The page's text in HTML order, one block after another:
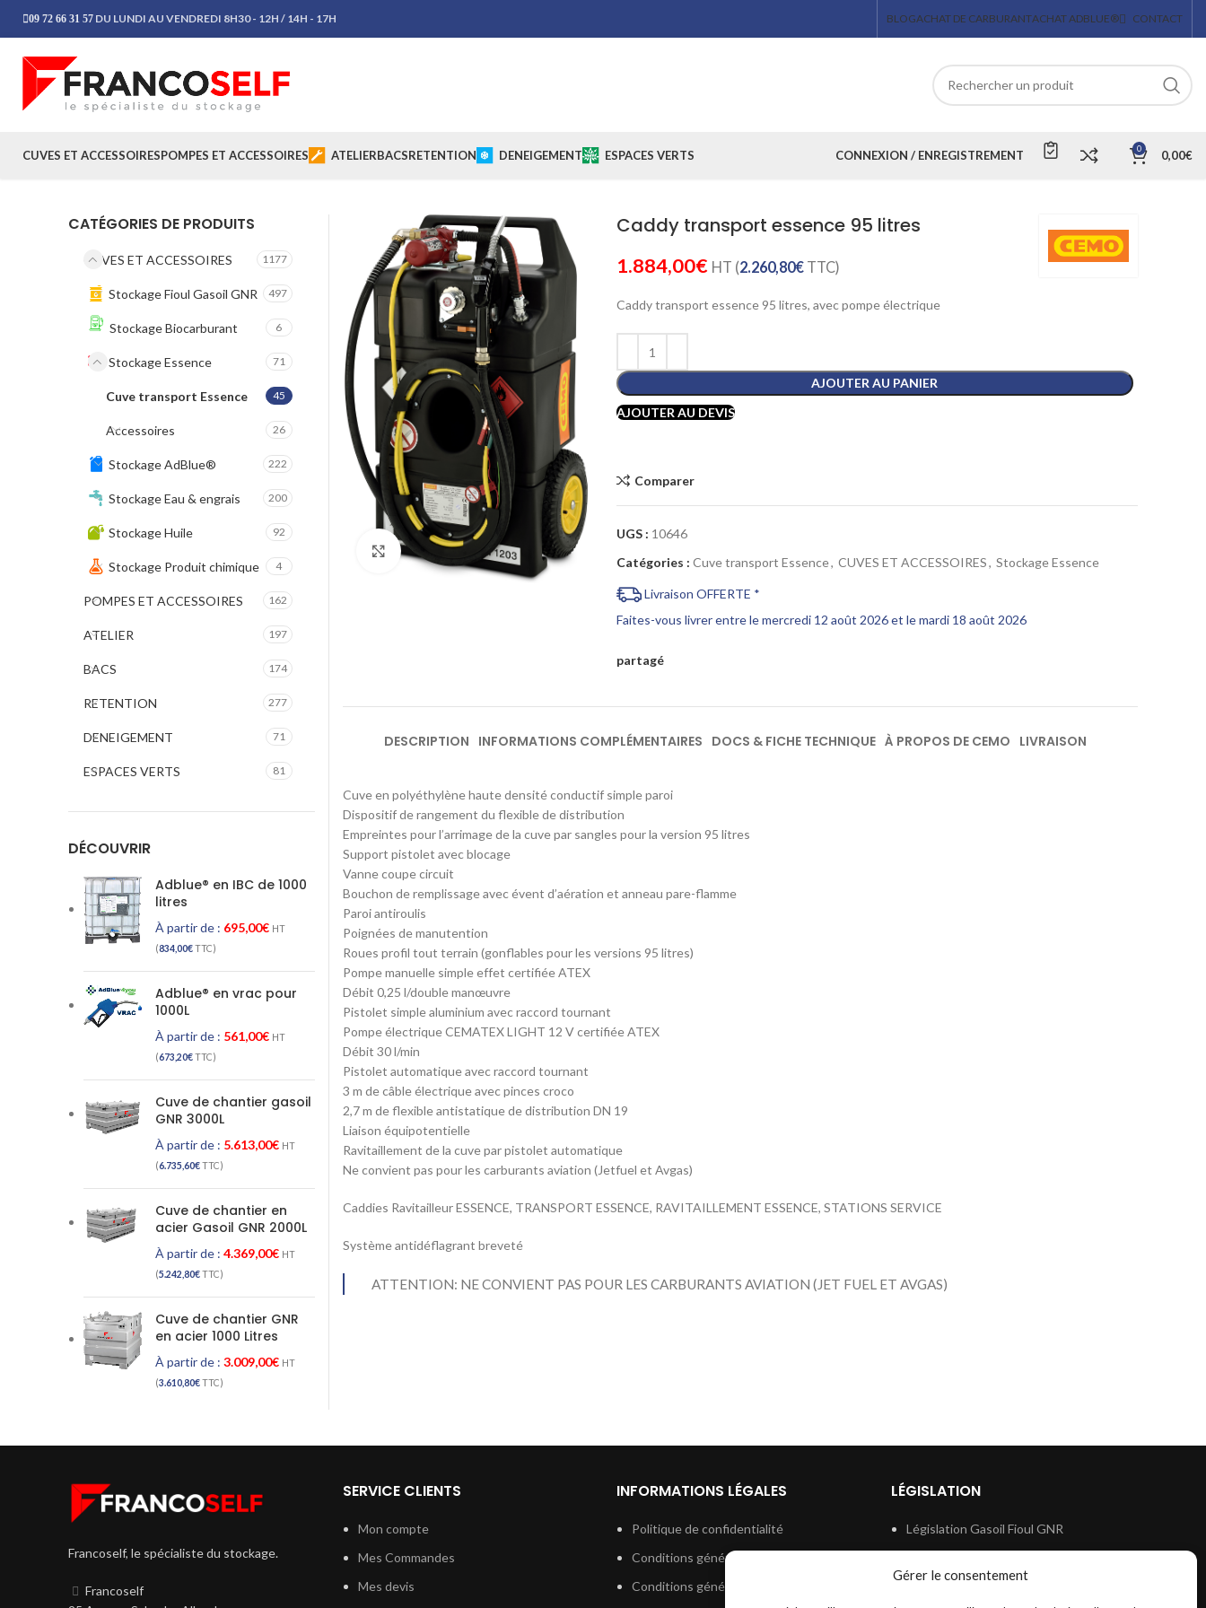
Gérer le consentement
09 72 66 31 57 DU LUNDI AU VENDREDI 8H30 - 12H / 14H - 17H BLOGACHAT DE CARBURANTACHAT ADBLUE® CONTACT
CUVES ET ACCESSOIRESPOMPES ET ACCESSOIRES ATELIERBACSRETENTION DENEIGEMENT ESPACES VERTS CONNEXION / ENREGISTREMENT 0 0,00€
Cliquez pour agrandir
Caddy transport essence 95 litres
1.884,00€ HT (2.260,80€TTC)
Caddy transport essence 95 litres, avec pompe électrique
AJOUTER AU PANIER
AJOUTER AU DEVIS
Comparer
UGS : 10646
Catégories : Cuve transport Essence, CUVES ET ACCESSOIRES, Stockage Essence
Livraison OFFERTE *
Faites-vous livrer entre le mercredi 12 août 2026 et le mardi 18 août 2026
partagé
DESCRIPTION INFORMATIONS COMPLÉMENTAIRES DOCS & FICHE TECHNIQUE À PROPOS DE CEMO LIVRAISON
Cuve en polyéthylène haute densité conductif simple paroi
Dispositif de rangement du flexible de distribution
Empreintes pour l’arrimage de la cuve par sangles pour la version 95 litres
Support pistolet avec blocage
Vanne coupe circuit
Bouchon de remplissage avec évent d’aération et anneau pare-flamme
Paroi antiroulis
Poignées de manutention
Roues profil tout terrain (gonflables pour les versions 95 litres)
Pompe manuelle simple effet certifiée ATEX
Débit 0,25 l/double manœuvre
Pistolet simple aluminium avec raccord tournant
Pompe électrique CEMATEX LIGHT 12 V certifiée ATEX
Débit 30 l/min
Pistolet automatique avec raccord tournant
3 m de câble électrique avec pinces croco
2,7 m de flexible antistatique de distribution DN 19
Liaison équipotentielle
Ravitaillement de la cuve par pistolet automatique
Ne convient pas pour les carburants aviation (Jetfuel et Avgas)
Caddies Ravitailleur ESSENCE, TRANSPORT ESSENCE, RAVITAILLEMENT ESSENCE, STATIONS SERVICE
Système antidéflagrant breveté
ATTENTION: NE CONVIENT PAS POUR LES CARBURANTS AVIATION (JET FUEL ET AVGAS)
CATÉGORIES DE PRODUITS
CUVES ET ACCESSOIRES 1177
Stockage Fioul Gasoil GNR 497
Stockage Biocarburant 6
Stockage Essence 71
Cuve transport Essence 45
Accessoires 26
Stockage AdBlue® 222
Stockage Eau & engrais 200
Stockage Huile 92
Stockage Produit chimique 4
POMPES ET ACCESSOIRES 162
ATELIER 197
BACS 174
RETENTION 277
DENEIGEMENT 71
ESPACES VERTS 81
DÉCOUVRIR
Adblue® en IBC de 1000
litres
À partir de : 695,00€ HT
(834,00€TTC)
Adblue® en vrac pour
1000L
À partir de : 561,00€ HT
(673,20€TTC)
Cuve de chantier gasoil
GNR 3000L
À partir de : 5.613,00€ HT
(6.735,60€TTC)
Cuve de chantier en
acier Gasoil GNR 2000L
À partir de : 4.369,00€ HT
(5.242,80€TTC)
Cuve de chantier GNR
en acier 1000 Litres
À partir de : 3.009,00€ HT
(3.610,80€TTC)
Francoself, le spécialiste du stockage.
Francoself
SERVICE CLIENTS
Mon compte
Mes Commandes
Mes devis
INFORMATIONS LÉGALES
Politique de confidentialité
Conditions générales de vente
Conditions générales d’utilisation
LÉGISLATION
Législation Gasoil Fioul GNR